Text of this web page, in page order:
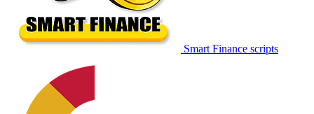
Smart Finance scripts